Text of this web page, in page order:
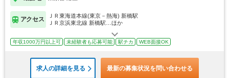
アクセス
ＪＲ東海道本線(東京－熱海) 新橋駅
ＪＲ京浜東北線 新橋駅…ほか
年収1000万円以上可 未経験者も応募可能 駅チカ WEB面接OK
求人の詳細を見る 最新の募集状況を問い合わせる